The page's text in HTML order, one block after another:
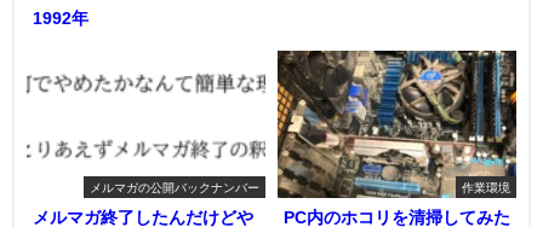
1992年
メルマガの公開バックナンバー
メルマガ終了したんだけどや
作業環境
PC内のホコリを清掃してみた